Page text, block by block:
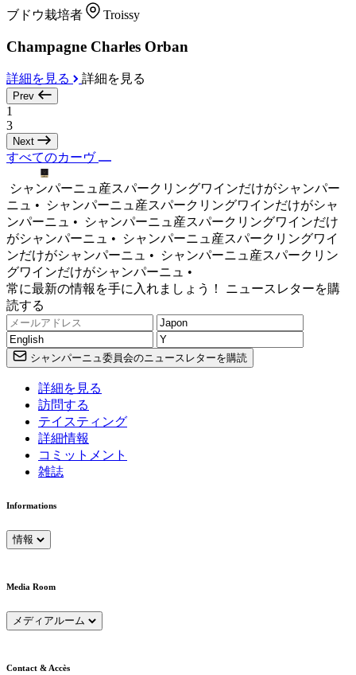
ブドウ栽培者 Troissy
Champagne Charles Orban
詳細を見る 詳細を見る
Prev
1
3
Next
すべてのカーヴ
シャンパーニュ産スパークリングワインだけがシャンパー
ニュ •
シャンパーニュ産スパークリングワインだけがシャ
ンパーニュ •
シャンパーニュ産スパークリングワインだけ
がシャンパーニュ •
シャンパーニュ産スパークリングワイ
ンだけがシャンパーニュ •
シャンパーニュ産スパークリン
グワインだけがシャンパーニュ •
常に最新の情報を手に入れましょう！ ニュースレターを購
読する
シャンパーニュ委員会のニュースレターを購読
詳細を見る
訪問する
テイスティング
詳細情報
コミットメント
雑誌
Informations
情報
Media Room
メディアルーム
Contact & Accès